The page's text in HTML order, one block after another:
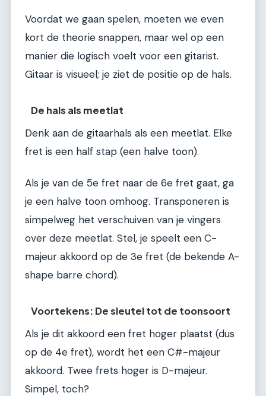
Voordat we gaan spelen, moeten we even
kort de theorie snappen, maar wel op een
manier die logisch voelt voor een gitarist.
Gitaar is visueel; je ziet de positie op de hals.
De hals als meetlat
Denk aan de gitaarhals als een meetlat. Elke
fret is een half stap (een halve toon).
Als je van de 5e fret naar de 6e fret gaat, ga
je een halve toon omhoog. Transponeren is
simpelweg het verschuiven van je vingers
over deze meetlat. Stel, je speelt een C-
majeur akkoord op de 3e fret (de bekende A-
shape barre chord).
Voortekens: De sleutel tot de toonsoort
Als je dit akkoord een fret hoger plaatst (dus
op de 4e fret), wordt het een C#-majeur
akkoord. Twee frets hoger is D-majeur.
Simpel, toch?